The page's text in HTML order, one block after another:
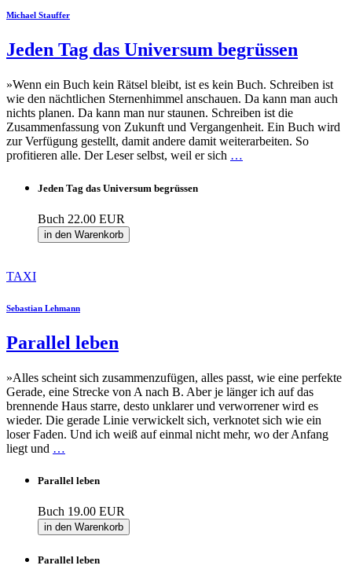
Michael Stauffer
Jeden Tag das Universum begrüssen
»Wenn ein Buch kein Rätsel bleibt, ist es kein Buch. Schreiben ist
wie den nächtlichen Sternenhimmel anschauen. Da kann man auch
nichts planen. Da kann man nur staunen. Schreiben ist die
Zusammenfassung von Zukunft und Vergangenheit. Ein Buch wird
zur Ver­fügung gestellt, damit andere damit weiterarbeiten. So
profitieren alle. Der Leser selbst, weil er sich …
Jeden Tag das Universum begrüssen
Buch 22.00 EUR
in den Warenkorb
TAXI
Sebastian Lehmann
Parallel leben
»Alles scheint sich zusammenzufügen, alles passt, wie eine perfekte
Gerade, eine Strecke von A nach B. Aber je länger ich auf das
brennende Haus starre, desto unklarer und verworrener wird es
wieder. Die gerade Linie verwickelt sich, verknotet sich wie ein
loser Faden. Und ich weiß auf einmal nicht mehr, wo der Anfang
liegt und …
Parallel leben
Buch 19.00 EUR
in den Warenkorb
Parallel leben